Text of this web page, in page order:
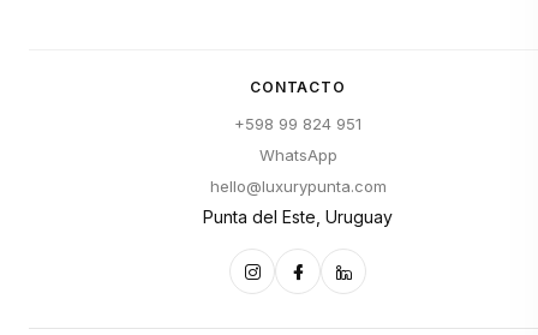
CONTACTO
+598 99 824 951
WhatsApp
hello@luxurypunta.com
Punta del Este, Uruguay